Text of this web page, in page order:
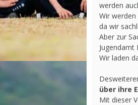
werden
Wir
da wir
Aber zur
Jugendamt
Wir laden
über ihre
Mit dieser